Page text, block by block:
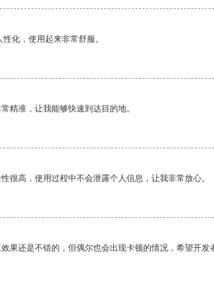
化，使用起来非常舒服。
精准，让我能够快速到达目的地。
很高，使用过程中不会泄露个人信息，让我非常放心。
果还是不错的，但偶尔也会出现卡顿的情况，希望开发